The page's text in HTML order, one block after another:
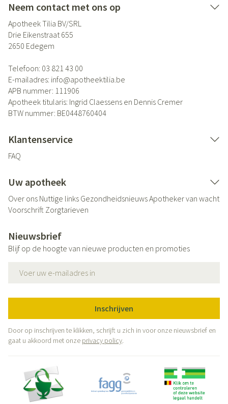
Neem contact met ons op
Apotheek Tilia BV/SRL
Drie Eikenstraat 655
2650 Edegem
Telefoon: 03 821 43 00
E-mailadres: info@apotheektilia.be
APB nummer: 111906
Apotheek titularis: Ingrid Claessens en Dennis Cremer
BTW nummer: BE0448760404
Klantenservice
FAQ
Uw apotheek
Over ons Nuttige links GezondheidsnieuwsApotheker van wacht
Voorschrift Zorgtarieven
Nieuwsbrief
Blijf op de hoogte van nieuwe producten en promoties
Inschrijven
Door op inschrijven te klikken, schrijft u zich in voor onze nieuwsbrief en
gaat u akkoord met onze privacy policy.